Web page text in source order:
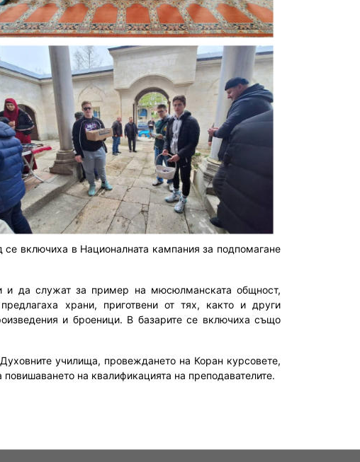
включиха в Националната кампания за подпомагане
да служат за пример на мюсюлманската общност,
храни, приготвени от тях, както и други
и броеници. В базарите се включиха също
училища, провеждането на Коран курсовете,
на квалификацията на преподавателите.